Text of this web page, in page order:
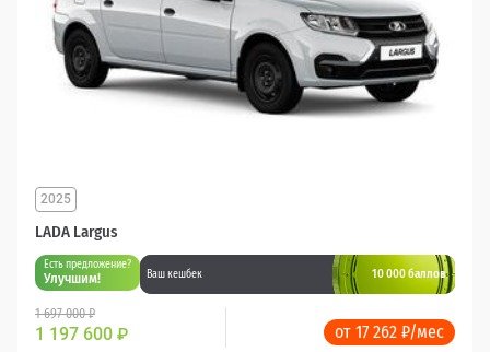
LADA Largus
2025
Есть предложение?
Улучшим! Ваш кешбек 10 000 баллов
1 697 000 ₽
1 197 600 ₽ от 17 262 ₽/мес